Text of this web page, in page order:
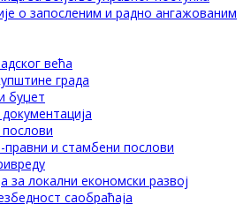
о запосленим и радно ангажованим
већа
града
буџет
и стамбени послови
за локални економски развој
саобраћаја